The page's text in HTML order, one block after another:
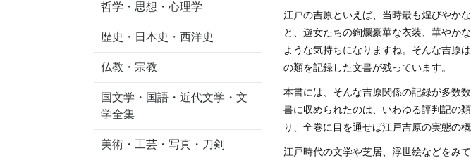
江戸の吉原といえば、当時最も煌びやか
と、遊女たちの絢爛豪華な衣装、華やか
ような気持ちになりますね。そんな吉原
の類を記録した文書が残っています。
本書には、そんな吉原関係の記録が多数
書に収められたのは、いわゆる評判記の
り、全巻に目を通せば江戸吉原の実態の
江戸時代の文学や芝居、浮世絵などをみ
哲学・思想・心理学
歴史・日本史・西洋史
仏教・宗教
国文学・国語・近代文学・文
学全集
美術・工芸・写真・刀剣